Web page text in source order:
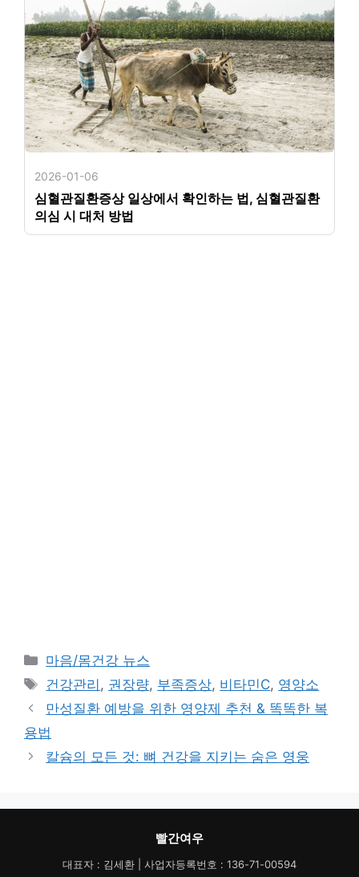
2026-01-06
심혈관질환증상 일상에서 확인하는 법, 심혈관질환
의심 시 대처 방법
카
테
리
마음/몸건강 뉴스
태
그
건강관리 , 권장량, 부족증상, 비타민C, 영양소
만성질환 예방을 위한 영양제 추천 & 똑똑한 복
용법
칼슘의 모든 것: 뼈 건강을 지키는 숨은 영웅
빨간여우
대표자 : 김세환 | 사업자등록번호 : 136-71-00594